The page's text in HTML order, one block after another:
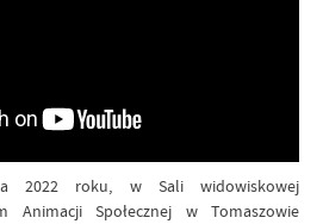
2022 roku, w Sali widowiskowej
Animacji Społecznej w Tomaszowie